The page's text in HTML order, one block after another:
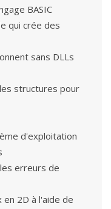
BASIC
qui crée des
sans DLLs
structures pour
d'exploitation
erreurs de
2D à l'aide de